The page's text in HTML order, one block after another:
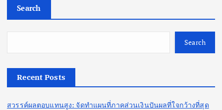
Search
Search
Recent Posts
สวรรค์ผลตอบแทนสูง: จัดทำแผนที่ภาคส่วนเงินปันผลที่ใจกว้างที่สุด